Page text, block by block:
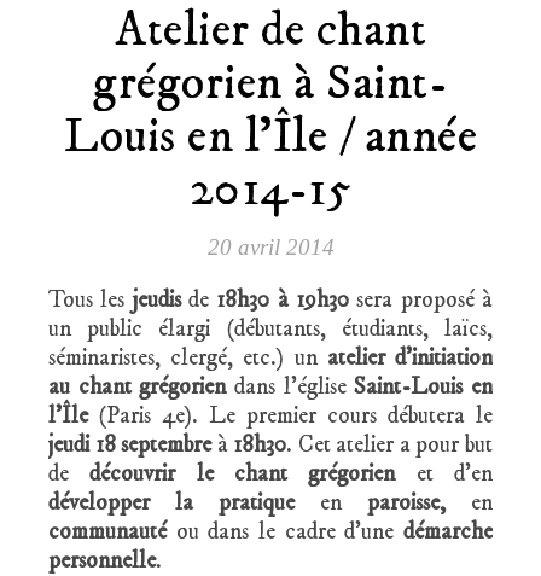
Atelier de chant
grégorien à Saint-
Louis en l’Île / année
2014-15
20 avril 2014
Tous lesjeudisde 18h30 à 19h30 sera proposé à
un public élargi (débutants, étudiants, laïcs,
séminaristes, clergé, etc.) un atelier d’initiation
au chant grégoriendans l’égliseSaint-Louis en
l’Île(Paris 4e). Le premier cours débutera le
jeudi 18 septembre à18h30. Cet atelier a pour but
dedécouvrir le chant grégorienet d’en
développer la pratique
en paroisse, en
communauté ou dans le cadre d’une démarche
personnelle.